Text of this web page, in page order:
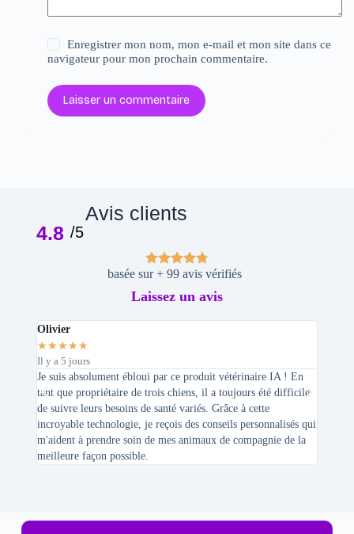
Enregistrer mon nom, mon e-mail et mon site dans ce
navigateur pour mon prochain commentaire.
Laisser un commentaire
Avis clients
4.8 /5
basée sur + 99 avis vérifiés
Laissez un avis
Olivier
★★★★★
Il y a 5 jours
Je suis absolument ébloui par ce produit vétérinaire IA ! En
tant que propriétaire de trois chiens, il a toujours été difficile
de suivre leurs besoins de santé variés. Grâce à cette
incroyable technologie, je reçois des conseils personnalisés qui
m'aident à prendre soin de mes animaux de compagnie de la
meilleure façon possible.